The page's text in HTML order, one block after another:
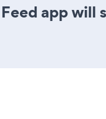
app will